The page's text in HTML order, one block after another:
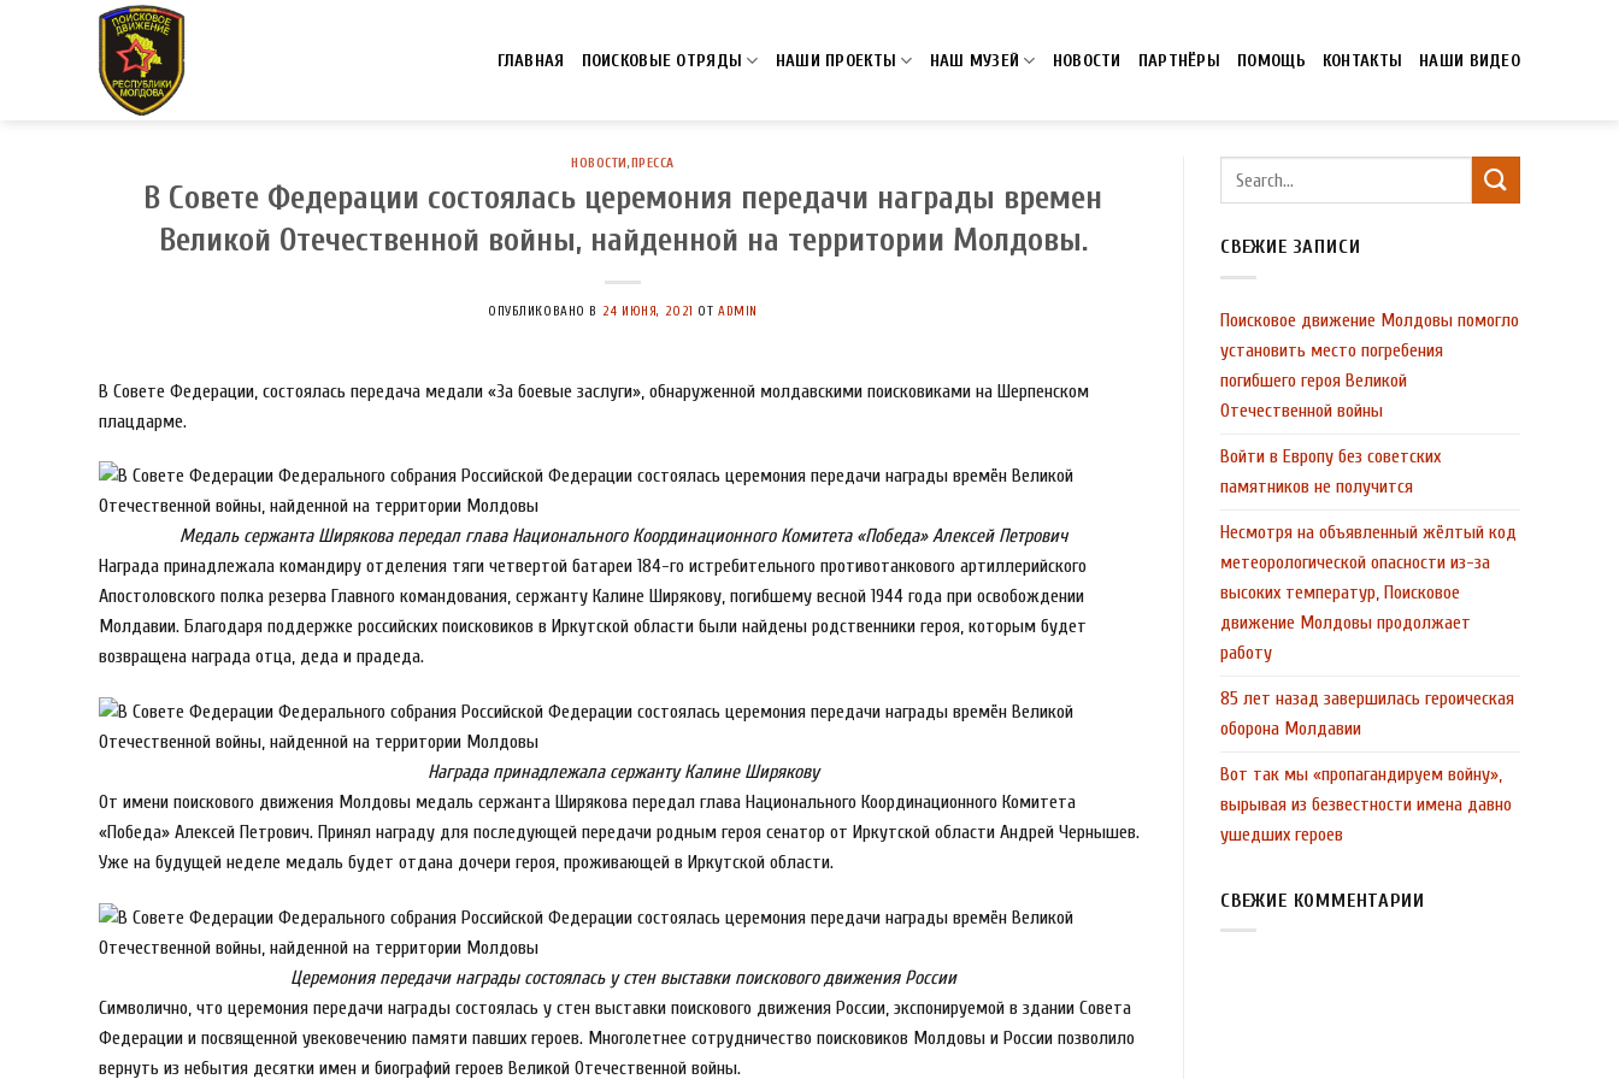
ГЛАВНАЯ ПОИСКОВЫЕ ОТРЯДЫ НАШИ ПРОЕКТЫ НАШ МУЗЕЙ НОВОСТИ ПАРТНЁРЫ ПОМОЩЬ КОНТАКТЫ НАШИ ВИДЕО
НОВОСТИ,ПРЕССА
В Совете Федерации состоялась церемония передачи награды времен
Великой Отечественной войны, найденной на территории Молдовы.
ОПУБЛИКОВАНО В 24 ИЮНЯ, 2021 ОТADMIN
В Совете Федерации, состоялась передача медали «За боевые заслуги», обнаруженной молдавскими поисковиками на Шерпенском
плацдарме.
Медаль сержанта Ширякова передал глава Национального Координационного Комитета «Победа» Алексей Петрович
Награда принадлежала командиру отделения тяги четвертой батареи 184-го истребительного противотанкового артиллерийского
Апостоловского полка резерва Главного командования, сержанту Калине Ширякову, погибшему весной 1944 года при освобождении
Молдавии. Благодаря поддержке российских поисковиков в Иркутской области были найдены родственники героя, которым будет
возвращена награда отца, деда и прадеда.
Награда принадлежала сержанту Калине Ширякову
От имени поискового движения Молдовы медаль сержанта Ширякова передал глава Национального Координационного Комитета
«Победа» Алексей Петрович. Принял награду для последующей передачи родным героя сенатор от Иркутской области Андрей Чернышев.
Уже на будущей неделе медаль будет отдана дочери героя, проживающей в Иркутской области.
Церемония передачи награды состоялась у стен выставки поискового движения России
Символично, что церемония передачи награды состоялась у стен выставки поискового движения России, экспонируемой в здании Совета
Федерации и посвященной увековечению памяти павших героев. Многолетнее сотрудничество поисковиков Молдовы и России позволило
вернуть из небытия десятки имен и биографий героев Великой Отечественной войны.
СВЕЖИЕ ЗАПИСИ
Поисковое движение Молдовы помогло
установить место погребения
погибшего героя Великой
Отечественной войны
Войти в Европу без советских
памятников не получится
Несмотря на объявленный жёлтый код
метеорологической опасности из-за
высоких температур, Поисковое
движение Молдовы продолжает
работу
85 лет назад завершилась героическая
оборона Молдавии
Вот так мы «пропагандируем войну»,
вырывая из безвестности имена давно
ушедших героев
СВЕЖИЕ КОММЕНТАРИИ